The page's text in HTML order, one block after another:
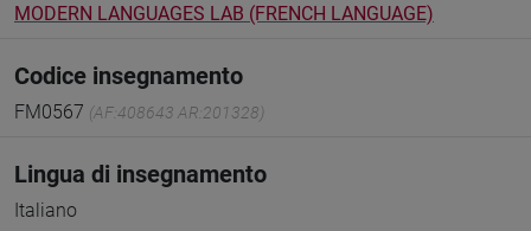
MODERN LANGUAGES LAB (FRENCH LANGUAGE)
Codice insegnamento
FM0567 (AF:408643 AR:201328)
Lingua di insegnamento
Italiano